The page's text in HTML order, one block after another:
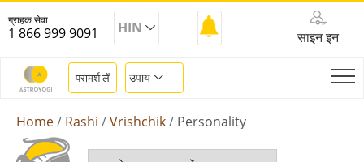
ग्राहक सेवा
1 866 999 9091 HIN
साइन इन
परामर्श लें उपाय
Home Rashi Vrishchik Personality